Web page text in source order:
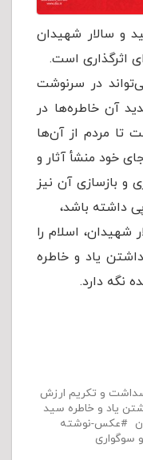
و سالار شهیدان
اثرگذاری است.
در سرنوشت
آن خاطره‌ها در
تا مردم از آن‌ها
خود منشأ آثار و
و بازسازی آن نیز
داشته باشد،
شهیدان، اسلام را
یاد و خاطره
نگه دارد.
و تکریم ارزش
یاد و خاطره سید
عکس-نوشته
سوگواری